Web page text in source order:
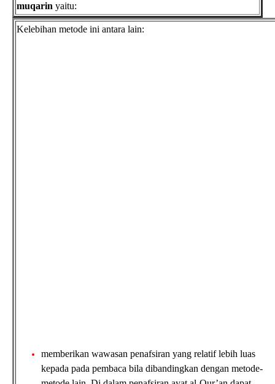
muqarin yaitu:
Kelebihan metode ini antara lain:
memberikan wawasan penafsiran yang relatif lebih luas
kepada pada pembaca bila dibandingkan dengan metode-